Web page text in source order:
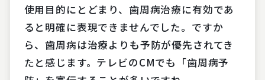
使用目的にとどまり、歯周病治療に有効であ
ると明確に表現できませんでした。ですか
ら、歯周病は治療よりも予防が優先されてき
たと感じます。テレビのCMでも「歯周病予